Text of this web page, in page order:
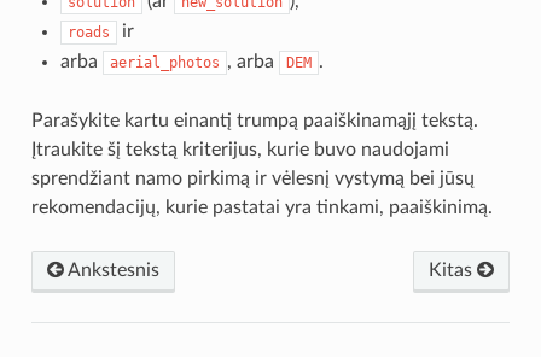
roads
ir
arba
aerial_photos , arba DEM .
Parašykite kartu einantį trumpą paaiškinamąjį tekstą.
Įtraukite šį tekstą kriterijus, kurie buvo naudojami
sprendžiant namo pirkimą ir vėlesnį vystymą bei jūsų
rekomendacijų, kurie pastatai yra tinkami, paaiškinimą.
Ankstesnis Kitas